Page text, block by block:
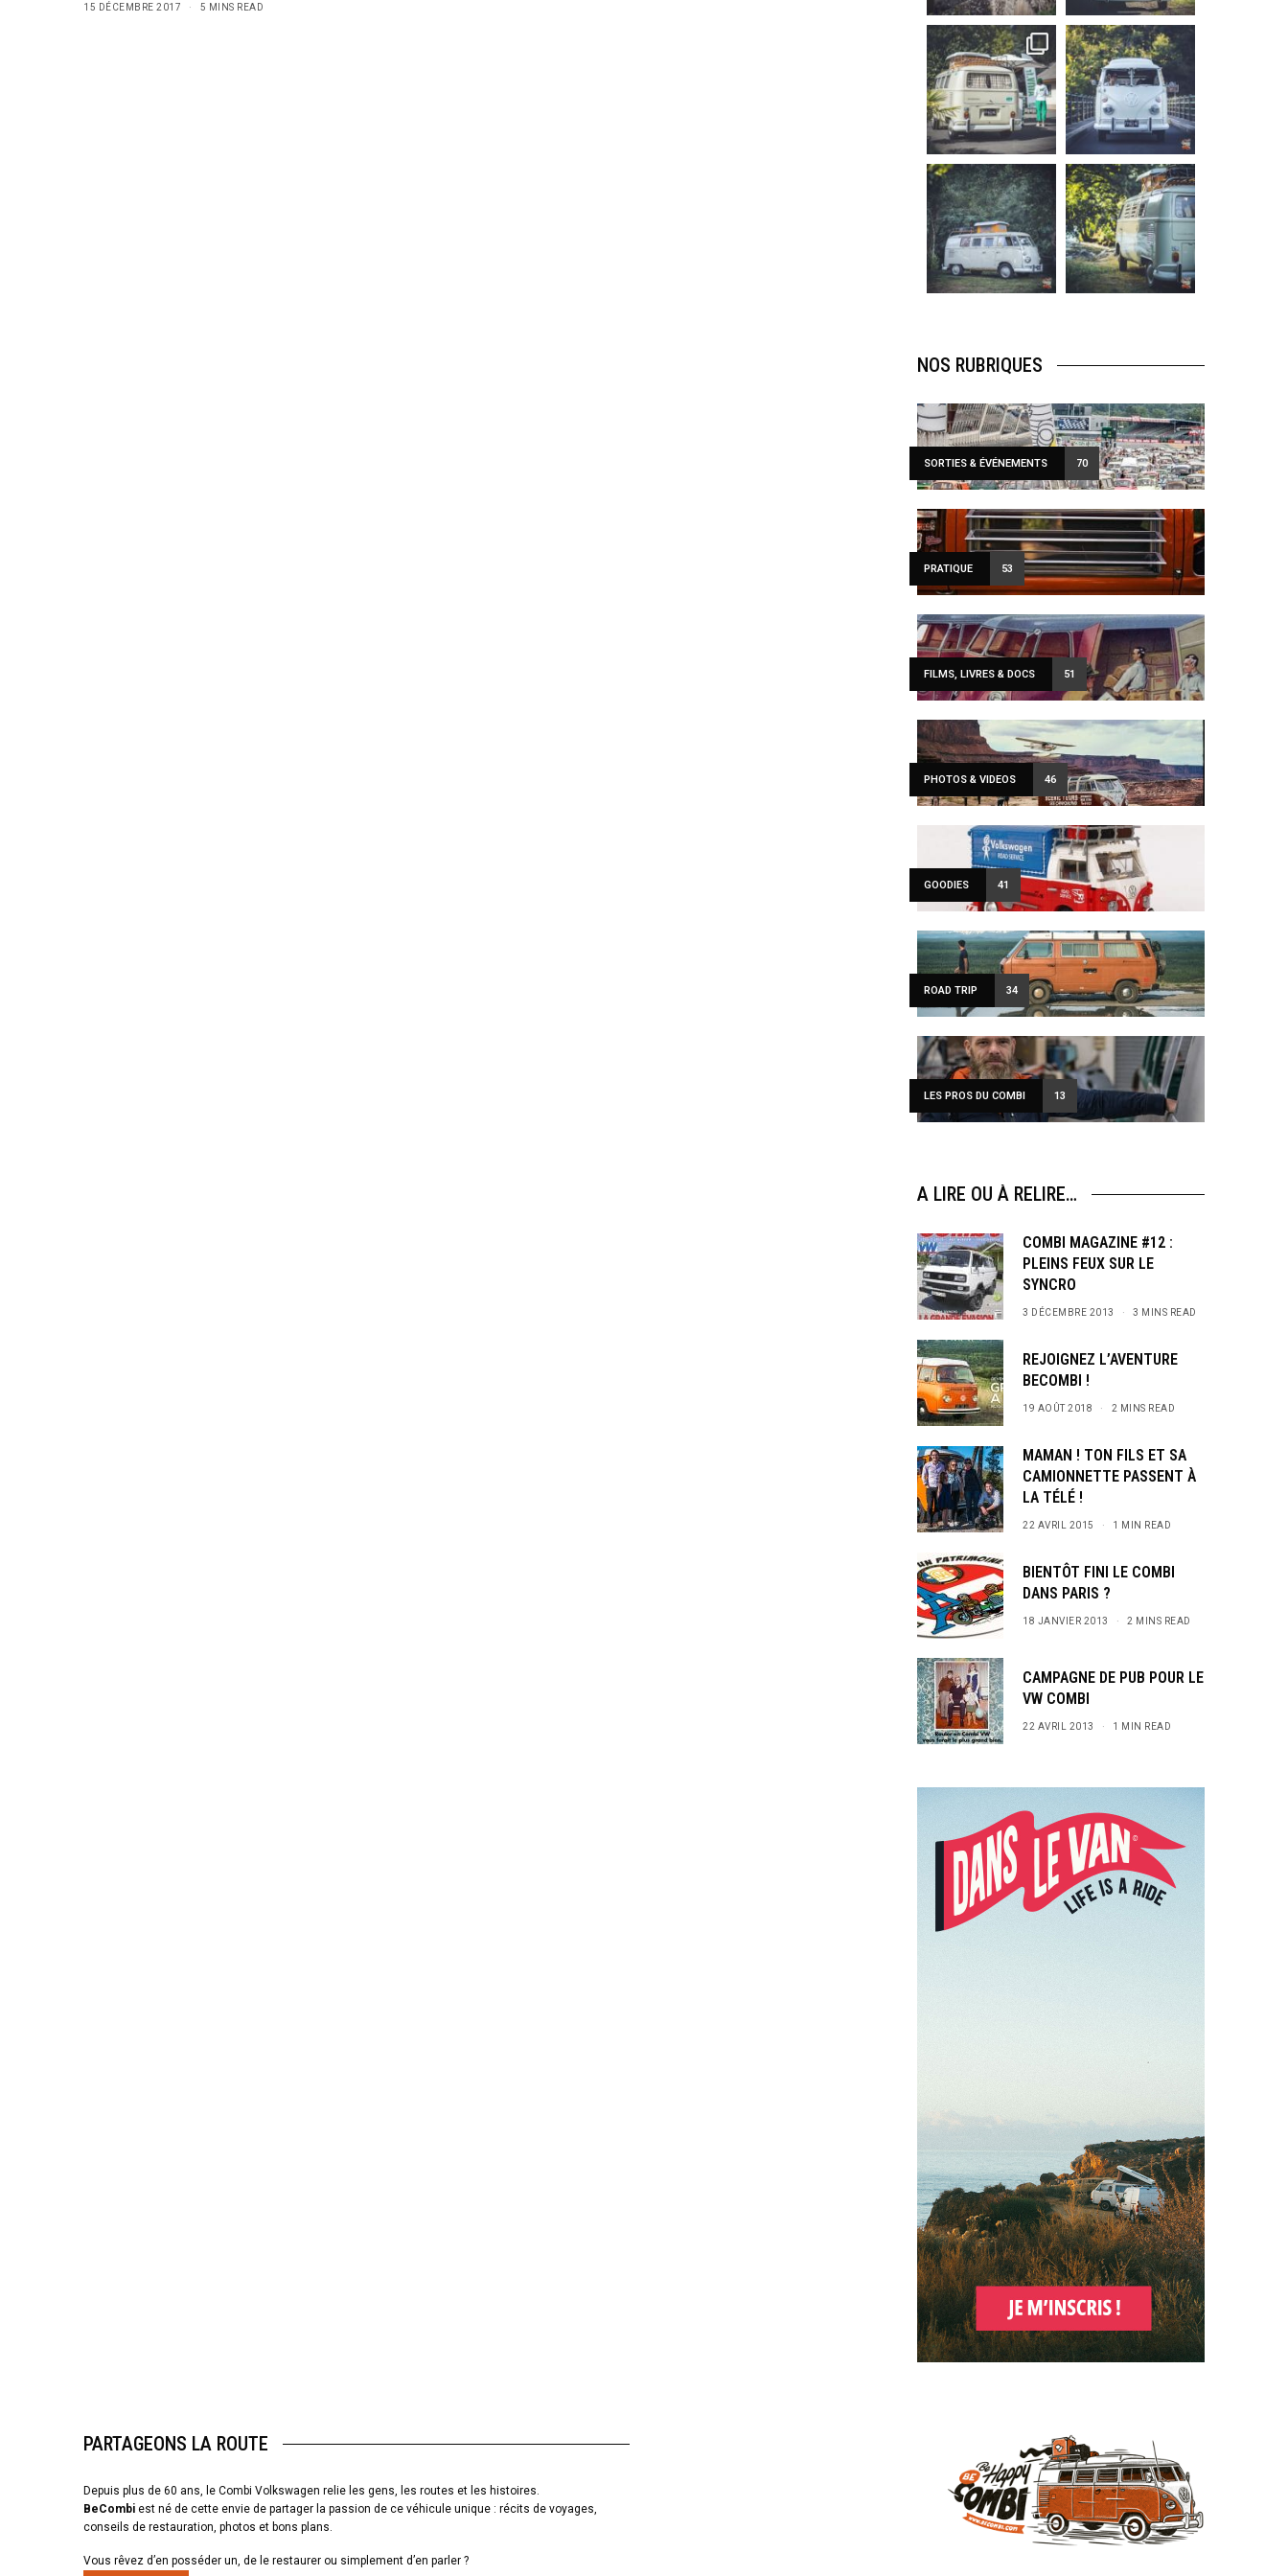
15 DÉCEMBRE 2017 5 MINS READ
becombi
Sep 10
220
4
becombi
Août 10
177
becombi
Août 10
120
0
becombi
Août 10
108
0
NOS RUBRIQUES
SORTIES & ÉVÉNEMENTS 70
PRATIQUE 53
FILMS, LIVRES & DOCS 51
PHOTOS & VIDEOS 46
GOODIES 41
ROAD TRIP 34
LES PROS DU COMBI 13
A LIRE OU À RELIRE…
COMBI MAGAZINE #12 :
PLEINS FEUX SUR LE
SYNCRO
3 DÉCEMBRE 2013 3 MINS READ
REJOIGNEZ L’AVENTURE
BECOMBI !
19 AOÛT 2018 2 MINS READ
MAMAN ! TON FILS ET SA
CAMIONNETTE PASSENT À
LA TÉLÉ !
22 AVRIL 2015 1 MIN READ
BIENTÔT FINI LE COMBI
DANS PARIS ?
18 JANVIER 2013 2 MINS READ
CAMPAGNE DE PUB POUR LE
VW COMBI
22 AVRIL 2013 1 MIN READ
PARTAGEONS LA ROUTE
Depuis plus de 60 ans, le Combi Volkswagen relie les gens, les routes et les histoires.
BeCombi est né de cette envie de partager la passion de ce véhicule unique : récits de voyages,
conseils de restauration, photos et bons plans.
Vous rêvez d’en posséder un, de le restaurer ou simplement d’en parler ?